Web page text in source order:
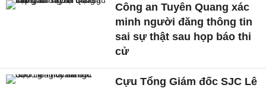
Công an Tuyên Quang xác
minh người đăng thông tin
sai sự thật sau họp báo thi
cử
Cựu Tổng Giám đốc SJC Lê